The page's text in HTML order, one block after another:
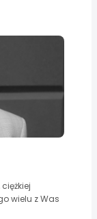
wielu z Was